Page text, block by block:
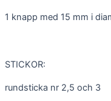
1 knapp med 15 mm i
STICKOR:
rundsticka nr 2,5 och 3